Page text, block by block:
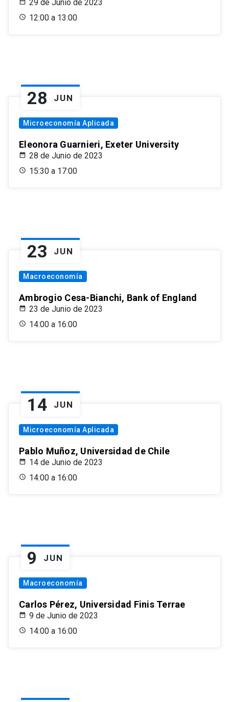
29 de Junio de 2023
12:00 a 13:00
28 JUN
Microeconomía Aplicada
Eleonora Guarnieri, Exeter University
28 de Junio de 2023
15:30 a 17:00
23 JUN
Macroeconomía
Ambrogio Cesa-Bianchi, Bank of England
23 de Junio de 2023
14:00 a 16:00
14 JUN
Microeconomía Aplicada
Pablo Muñoz, Universidad de Chile
14 de Junio de 2023
14:00 a 16:00
9 JUN
Macroeconomía
Carlos Pérez, Universidad Finis Terrae
9 de Junio de 2023
14:00 a 16:00